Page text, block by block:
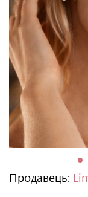
Продавець: